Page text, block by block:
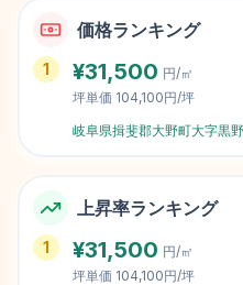
価格ランキング
1 ¥31,500 円/㎡
坪単価 104,100円/坪
岐阜県揖斐郡大野町大字黒
上昇率ランキング
1 ¥31,500 円/㎡
坪単価 104,100円/坪